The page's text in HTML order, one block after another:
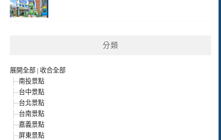
分類
展開全部 | 收合全部
南投景點
台中景點
台北景點
台南景點
嘉義景點
屏東景點